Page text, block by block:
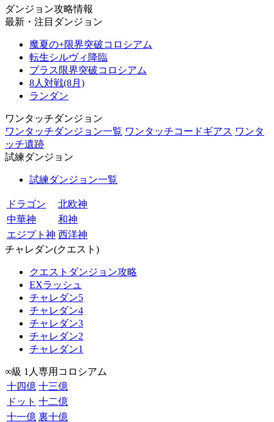
ダンジョン攻略情報
最新・注目ダンジョン
魔夏の+限界突破コロシアム
転生シルヴィ降臨
プラス限界突破コロシアム
8人対戦(8月)
ランダン
ワンタッチダンジョン
ワンタッチダンジョン一覧 ワンタッチコードギアス ワンタ
ッチ遺跡
試練ダンジョン
試練ダンジョン一覧
ドラゴン
北欧神
中華神
和神
エジプト神 西洋神
チャレダン(クエスト)
クエストダンジョン攻略
EXラッシュ
チャレダン5
チャレダン4
チャレダン3
チャレダン2
チャレダン1
∞級 1人専用コロシアム
十四億 十三億
ドット 十二億
十一億 裏十億